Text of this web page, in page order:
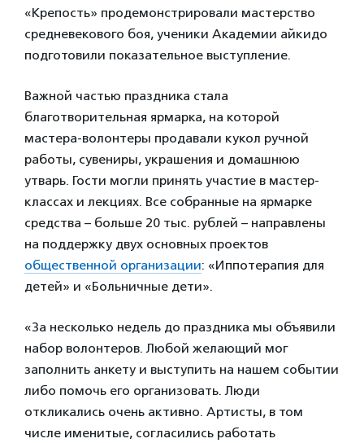
«Крепость» продемонстрировали мастерство
средневекового боя, ученики Академии айкидо
подготовили показательное выступление.
Важной частью праздника стала
благотворительная ярмарка, на которой
мастера-волонтеры продавали кукол ручной
работы, сувениры, украшения и домашнюю
утварь. Гости могли принять участие в мастер-
классах и лекциях. Все собранные на ярмарке
средства – больше 20 тыс. рублей – направлены
на поддержку двух основных проектов
общественной организации: «Иппотерапия для
детей» и «Больничные дети».
«За несколько недель до праздника мы объявили
набор волонтеров. Любой желающий мог
заполнить анкету и выступить на нашем событии
либо помочь его организовать. Люди
откликались очень активно. Артисты, в том
числе именитые, согласились работать